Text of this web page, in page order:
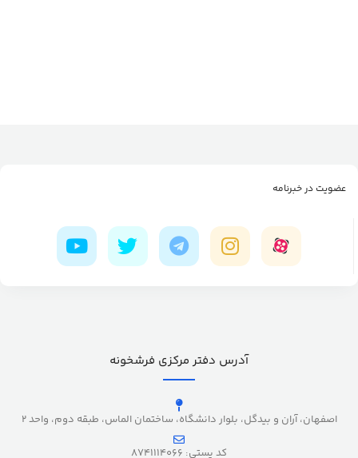
عضویت در خبرنامه
آدرس دفتر مرکزی فرشخونه
اصفهان، آران و بیدگل، بلوار دانشگاه، ساختمان الماس، طبقه دوم، واحد 2
کد پستی: 8741114066